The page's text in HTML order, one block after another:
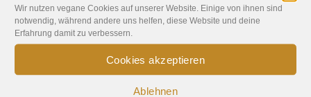
Wir nutzen vegane Cookies auf unserer Website. Einige von ihnen sind
notwendig, während andere uns helfen, diese Website und deine
Erfahrung damit zu verbessern.
Cookies akzeptieren
Ablehnen
mache Fotos. Ich lebe beinahe solange vegan wie Nadine.